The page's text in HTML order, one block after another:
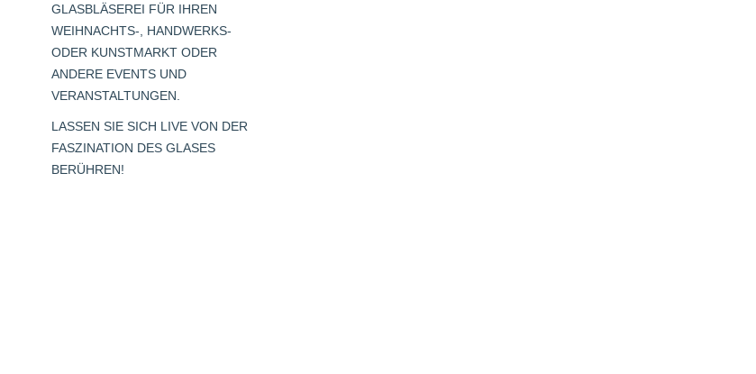
GLASBLÄSEREI FÜR IHREN
WEIHNACHTS-, HANDWERKS-
ODER KUNSTMARKT ODER
ANDERE EVENTS UND
VERANSTALTUNGEN.
LASSEN SIE SICH LIVE VON DER
FASZINATION DES GLASES
BERÜHREN!